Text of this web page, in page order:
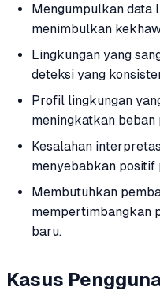
Mengumpulkan data
menimbulkan
Lingkungan yang
deteksi yang
Profil lingkungan
meningkatkan beban
Kesalahan
menyebabkan positif
Membutuhkan
mempertimbangkan
baru.
Kasus